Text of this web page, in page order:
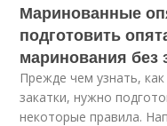
Маринованные
подготовить
маринования без
Прежде чем узнать,
закатки, нужно
некоторые правила.